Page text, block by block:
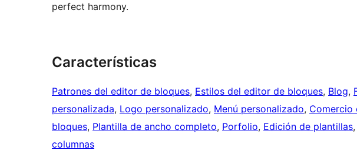
perfect harmony.
Características
Patrones del editor de bloques, Estilos del editor de bloques, Blog,
personalizada, Logo personalizado, Menú personalizado, Comercio
bloques, Plantilla de ancho completo, Porfolio, Edición de plantillas,
columnas